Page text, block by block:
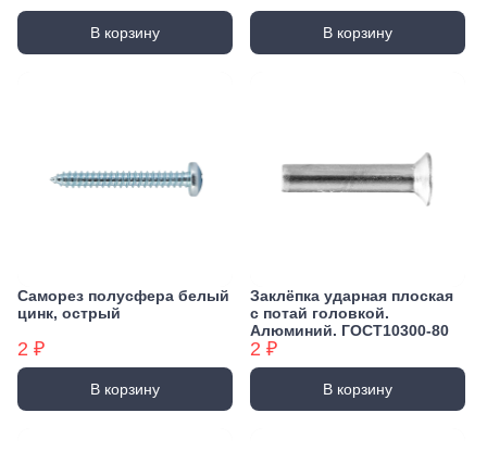
В корзину В корзину
Саморез полусфера белый
цинк, острый
2 ₽
В корзину
Заклёпка ударная плоская
с потай головкой.
Алюминий. ГОСТ10300-80
2 ₽
В корзину